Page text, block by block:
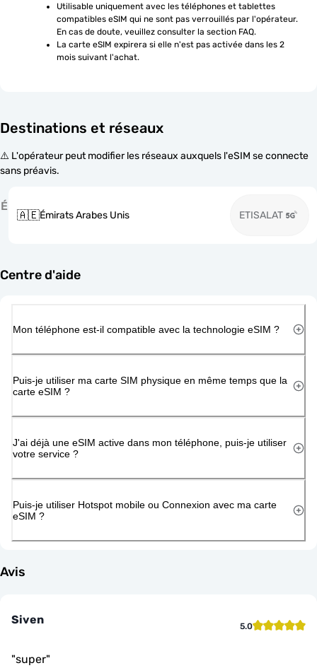
Utilisable uniquement avec les téléphones et tablettes
compatibles eSIM qui ne sont pas verrouillés par l'opérateur.
En cas de doute, veuillez consulter la section FAQ.
La carte eSIM expirera si elle n'est pas activée dans les 2
mois suivant l'achat.
Destinations et réseaux
⚠️ L'opérateur peut modifier les réseaux auxquels l'eSIM se connecte
sans préavis.
É
🇦🇪Émirats Arabes Unis ETISALAT
Centre d'aide
Mon téléphone est-il compatible avec la technologie eSIM ?
Puis-je utiliser ma carte SIM physique en même temps que la
carte eSIM ?
J'ai déjà une eSIM active dans mon téléphone, puis-je utiliser
votre service ?
Puis-je utiliser Hotspot mobile ou Connexion avec ma carte
eSIM ?
Avis
Siven 5.0
"super"